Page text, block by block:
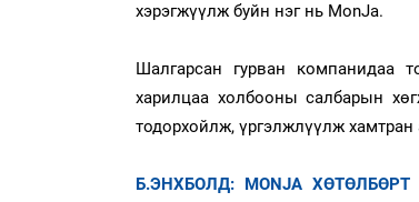
хэрэгжүүлж буйн нэг нь MonJa.
Шалгарсан гурван компанидаа
харилцаа холбооны салбарын
тодорхойлж, үргэлжлүүлж
Б.ЭНХБОЛД: MONJA